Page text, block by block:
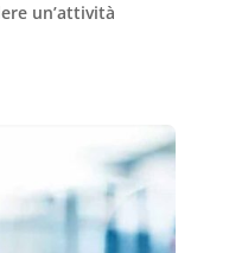
un’attività